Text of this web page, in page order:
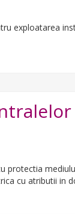
exploatarea
protectia
cu atributii in